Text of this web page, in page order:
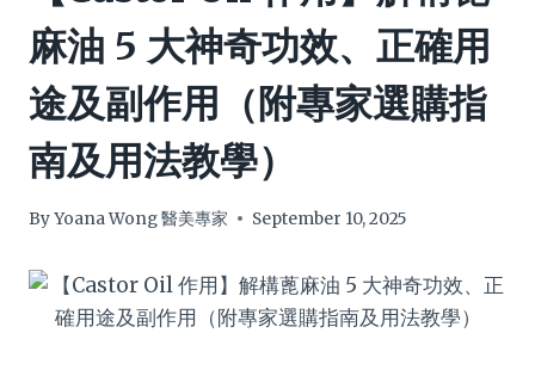
麻油 5 大神奇功效、正確用
途及副作用（附專家選購指
南及用法教學）
ByYoana Wong 醫美專家 September 10, 2025